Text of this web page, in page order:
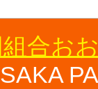
合お